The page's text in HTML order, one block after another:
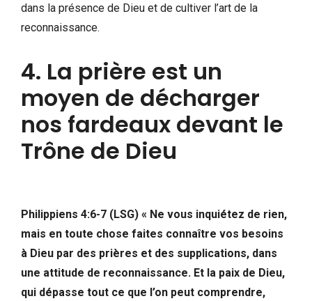
dans la présence de Dieu et de cultiver l’art de la
reconnaissance.
4. La prière est un
moyen de décharger
nos fardeaux devant le
Trône de Dieu
Philippiens 4:6-7 (LSG) « Ne vous inquiétez de rien,
mais en toute chose faites connaître vos besoins
à Dieu par des prières et des supplications, dans
une attitude de reconnaissance. Et la paix de Dieu,
qui dépasse tout ce que l’on peut comprendre,